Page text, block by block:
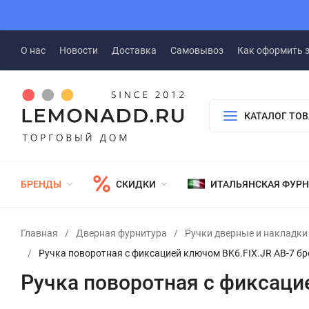
О нас Новости Доставка Самовывоз Как оформить
КАТАЛОГ
БРЕНДЫ СКИДКИ ИТАЛЬЯНСКАЯ
Главная / Дверная фурнитура /
Ручки дверные и накладки
/
Ручка поворотная с фиксацией ключом BK6.FIX.JR AB-7
Ручка поворотная с